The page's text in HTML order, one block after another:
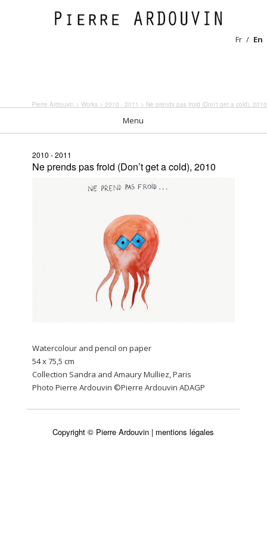
Fr En
Pierre Ardouvin > Works > 2010 - 2011 > Ne prends pas froid (Don’t get a cold), 2010
Menu
2010 - 2011
Ne prends pas froid (Don’t get a cold), 2010
Watercolour and pencil on paper
54 x 75,5 cm
Collection Sandra and Amaury Mulliez, Paris
Photo Pierre Ardouvin ©Pierre Ardouvin ADAGP
Copyright © Pierre Ardouvin | mentions légales